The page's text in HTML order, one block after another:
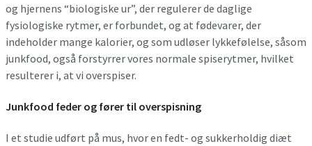
og hjernens “biologiske ur”, der regulerer de daglige
fysiologiske rytmer, er forbundet, og at fødevarer, der
indeholder mange kalorier, og som udløser lykkefølelse, såsom
junkfood, også forstyrrer vores normale spiserytmer, hvilket
resulterer i, at vi overspiser.
Junkfood feder og fører til overspisning
I et studie udført på mus, hvor en fedt- og sukkerholdig diæt